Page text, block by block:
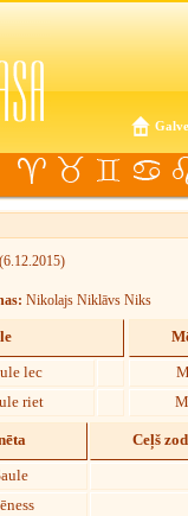
(6.12.2015)
Nikolajs Niklāvs Niks
lec
riet
Ceļš